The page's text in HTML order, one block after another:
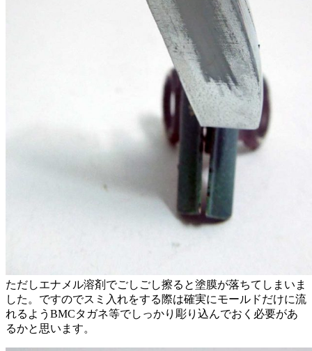
ただしエナメル溶剤でごしごし擦ると塗膜が落ちてしまいま
した。ですのでスミ入れをする際は確実にモールドだけに流
れるようBMCタガネ等でしっかり彫り込んでおく必要があ
るかと思います。